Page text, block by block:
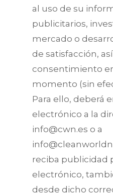
al uso de su
publicitarios,
mercado o
de satisfacción,
consentimiento
momento (sin
Para ello, deberá
electrónico a la
info@cwn.es o a
reciba publicidad
electrónico,
desde dicho